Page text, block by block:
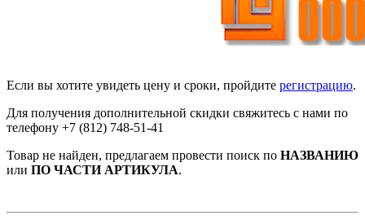
Если вы хотите увидеть цену и сроки, пройдите регистрацию.
Для получения дополнительной скидки свяжитесь с нами по
телефону +7 (812) 748-51-41
Товар не найден, предлагаем провести поиск по НАЗВАНИЮ
или ПО ЧАСТИ АРТИКУЛА.